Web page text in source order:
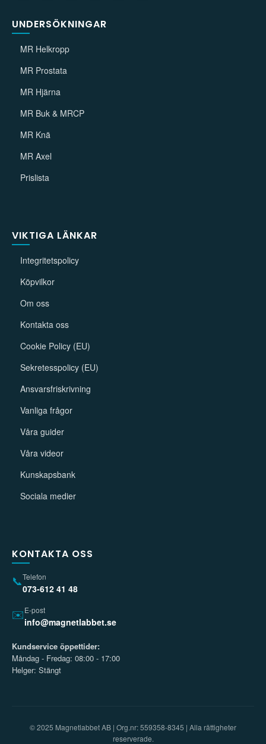
UNDERSÖKNINGAR
MR Helkropp
MR Prostata
MR Hjärna
MR Buk & MRCP
MR Knä
MR Axel
Prislista
VIKTIGA LÄNKAR
Integritetspolicy
Köpvilkor
Om oss
Kontakta oss
Cookie Policy (EU)
Sekretesspolicy (EU)
Ansvarsfriskrivning
Vanliga frågor
Våra guider
Våra videor
Kunskapsbank
Sociala medier
KONTAKTA OSS
📞Telefon
073-612 41 48
✉️E-post
info@magnetlabbet.se
Kundservice öppettider:
Måndag - Fredag: 08:00 - 17:00
Helger: Stängt
© 2025 Magnetlabbet AB | Org.nr: 559358-8345 | Alla rättigheter
reserverade.